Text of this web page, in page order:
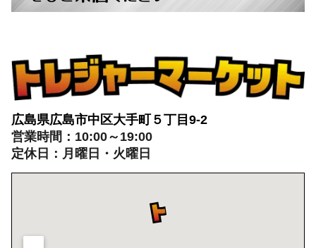
トレジャーマーケットへ
ぜひご来店ください